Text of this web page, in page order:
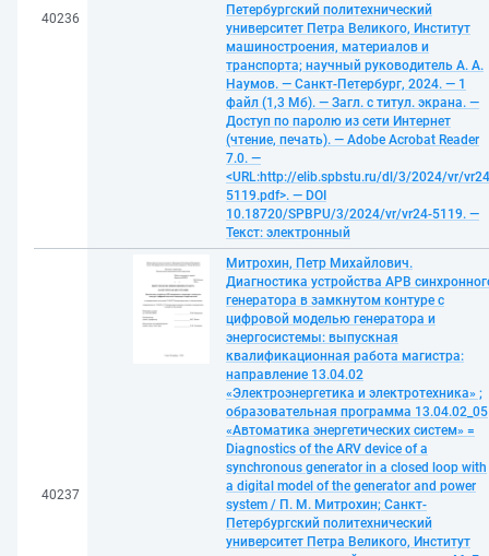
40236
Петербургский политехнический
университет Петра Великого, Институт
машиностроения, материалов и
транспорта; научный руководитель А. А.
Наумов. — Санкт-Петербург, 2024. — 1
файл (1,3 Мб). — Загл. с титул. экрана. —
Доступ по паролю из сети Интернет
(чтение, печать). — Adobe Acrobat Reader
7.0. —
<URL:http://elib.spbstu.ru/dl/3/2024/vr/
5119.pdf>. — DOI
10.18720/SPBPU/3/2024/vr/vr24-5119. —
Текст: электронный
40237
Митрохин, Петр Михайлович.
Диагностика устройства АРВ
генератора в замкнутом контуре с
цифровой моделью генератора и
энергосистемы: выпускная
квалификационная работа магистра:
направление 13.04.02
«Электроэнергетика и электротехника» ;
образовательная программа 13.04.02_05
«Автоматика энергетических систем» =
Diagnostics of the ARV device of a
synchronous generator in a closed loop with
a digital model of the generator and power
system / П. М. Митрохин; Санкт-
Петербургский политехнический
университет Петра Великого, Институт